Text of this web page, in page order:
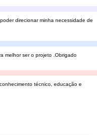
direcionar minha necessidade de
melhor ser o projeto .Obrigado
técnico, educação e